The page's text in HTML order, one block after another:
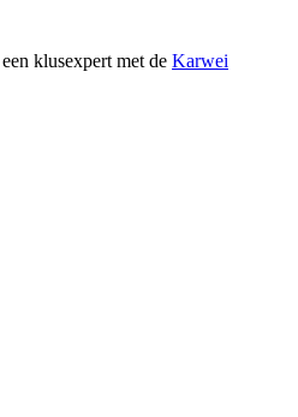
klusexpert met de Karwei